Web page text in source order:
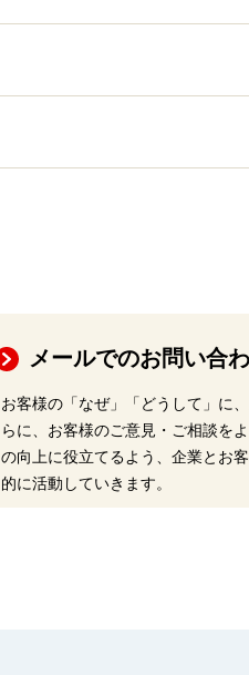
メールでのお問い合
お客様の「なぜ」「どうして」に
らに、お客様のご意見・ご相談を
の向上に役立てるよう、企業とお
的に活動していきます。